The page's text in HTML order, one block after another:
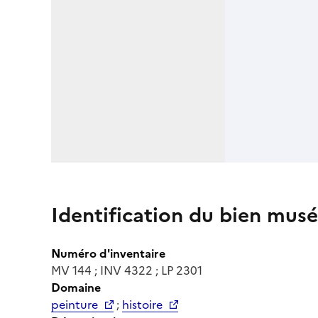
Identification du bien
Numéro d'inventaire
MV 144 ; INV 4322 ; LP 2301
Domaine
peinture
; histoire